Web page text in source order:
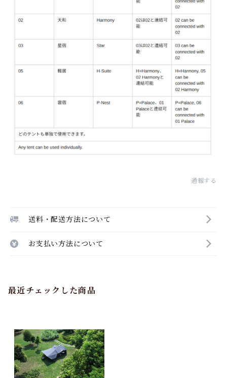
通報する
送料・配送方法について
お支払い方法について
最近チェックした商品